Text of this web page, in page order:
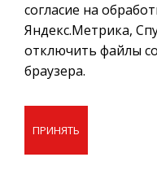
Правовые акты в сфере
Административные
Исполнение Указов
согласие на
Яндекс.Метрика,
отключить файлы
браузера.
ПРИНЯТЬ